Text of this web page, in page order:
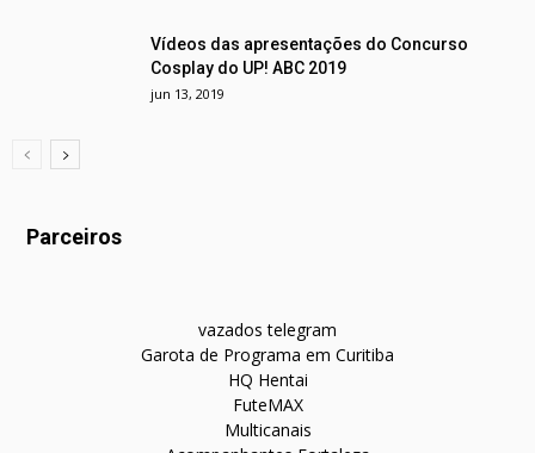
Vídeos das apresentações do Concurso
Cosplay do UP! ABC 2019
jun 13, 2019
Parceiros
vazados telegram
Garota de Programa em Curitiba
HQ Hentai
FuteMAX
Multicanais